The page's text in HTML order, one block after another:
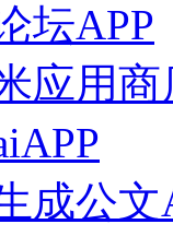
坛APP
应用商
成公文